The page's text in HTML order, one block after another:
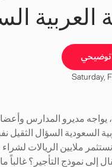
العربية
Saturday,
مديرو المدارس
السعودية السؤال
ملايين الريالات
إلى نموذج التأجير؟ غالباً ما